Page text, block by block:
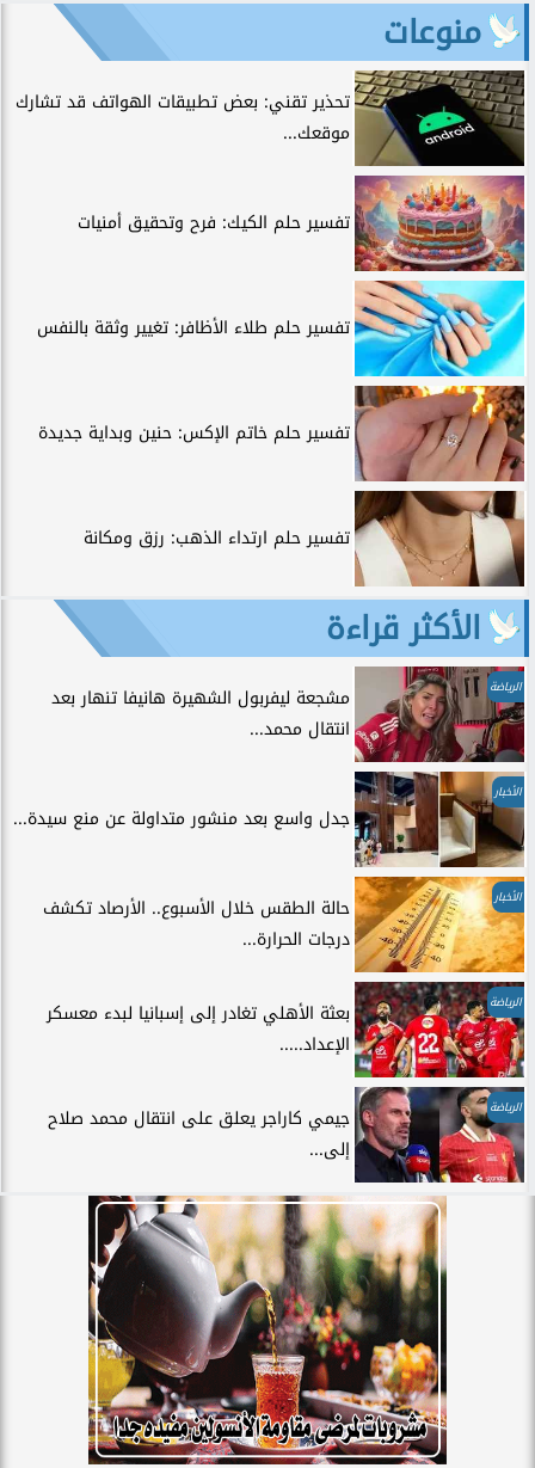
منوعات
تحذير تقني: بعض تطبيقات الهواتف قد تشارك
موقعك...
تفسير حلم الكيك: فرح وتحقيق أمنيات
تفسير حلم طلاء الأظافر: تغيير وثقة بالنفس
تفسير حلم خاتم الإكس: حنين وبداية جديدة
تفسير حلم ارتداء الذهب: رزق ومكانة
الأكثر قراءة
الرياضة
مشجعة ليفربول الشهيرة هانيفا تنهار بعد
انتقال محمد...
الأخبار
جدل واسع بعد منشور متداولة عن منع سيدة...
الأخبار
حالة الطقس خلال الأسبوع.. الأرصاد تكشف
درجات الحرارة...
الرياضة
بعثة الأهلي تغادر إلى إسبانيا لبدء معسكر
الإعداد.....
الرياضة
جيمي كاراجر يعلق على انتقال محمد صلاح
إلى...